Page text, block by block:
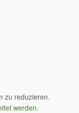
zu reduzieren.
werden.